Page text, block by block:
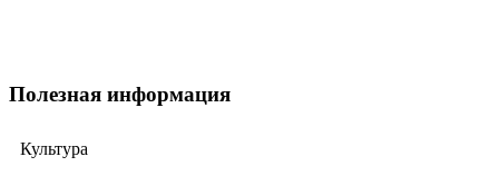
Полезная информация
Культура